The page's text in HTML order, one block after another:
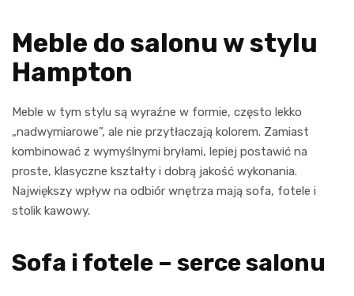
Meble do salonu w stylu
Hampton
Meble w tym stylu są wyraźne w formie, często lekko
„nadwymiarowe”, ale nie przytłaczają kolorem. Zamiast
kombinować z wymyślnymi bryłami, lepiej postawić na
proste, klasyczne kształty i dobrą jakość wykonania.
Największy wpływ na odbiór wnętrza mają sofa, fotele i
stolik kawowy.
Sofa i fotele – serce salonu